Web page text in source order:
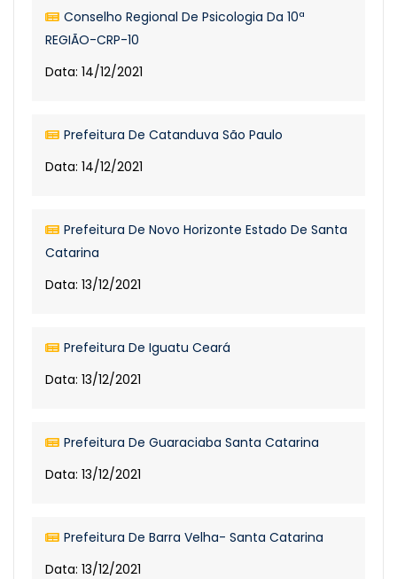
Conselho Regional De Psicologia Da 10ª
REGIÃO-CRP-10
Data: 14/12/2021
Prefeitura De Catanduva São Paulo
Data: 14/12/2021
Prefeitura De Novo Horizonte Estado De Santa
Catarina
Data: 13/12/2021
Prefeitura De Iguatu Ceará
Data: 13/12/2021
Prefeitura De Guaraciaba Santa Catarina
Data: 13/12/2021
Prefeitura De Barra Velha- Santa Catarina
Data: 13/12/2021